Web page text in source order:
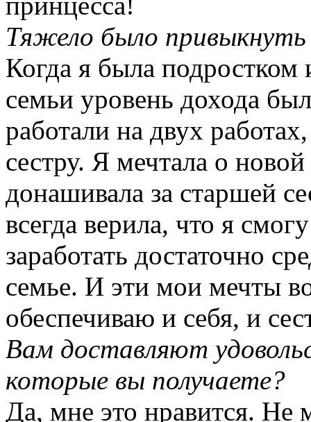
Тяжело было
Когда я была
семьи уровень дохода
работали на двух
сестру. Я мечтала о
донашивала за старшей
всегда верила, что я
заработать достаточно
семье. И эти мои мечты
обеспечиваю и себя, и
Вам доставляют
которые вы получаете?
Да, мне это нравится. Не